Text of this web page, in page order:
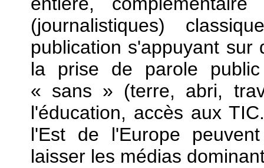
(journalistiques)
publication s'appuyant
la prise de parole
« sans » (terre, abri,
l'éducation, accès aux
l'Est de l'Europe
laisser les médias